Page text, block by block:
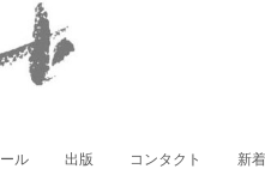
ル 出版 コンタクト 新